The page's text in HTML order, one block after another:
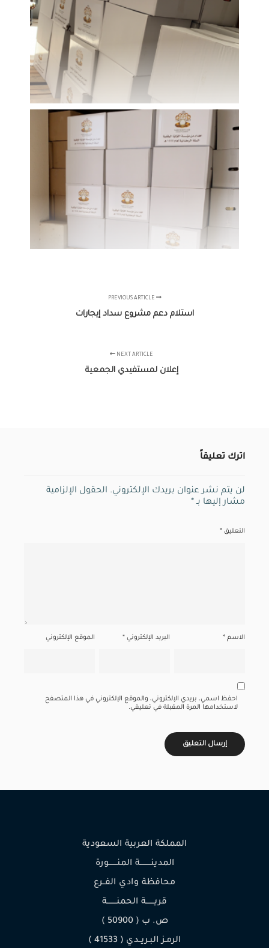
استلام دعم مشروع سداد إيجارات
NEXT ARTICLE
إعلان لمستفيدي الجمعية
اترك تعليقاً
لن يتم نشر عنوان بريدك الإلكتروني. الحقول الإلزامية
مشار إليها بـ*
التعليق *
الاسم * البريد الإلكتروني* الموقع الإلكتروني
احفظ اسمي، بريدي الإلكتروني، والموقع الإلكتروني في هذا المتصفح
لاستخدامها المرة المقبلة في تعليقي.
المملكة العربية السعودية
المدينـــــــــة المنـــــــورة
محافظة وادي الفــرع
قريـــــــة الحمنــــــــة
ص. ب ( 50900 )
الرمـز البـريــدي ( 41533 )